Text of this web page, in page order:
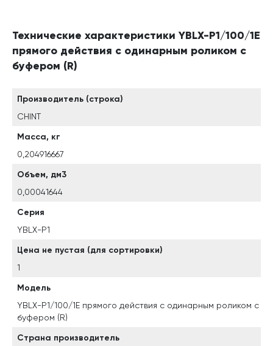
Технические характеристики YBLX-P1/100/1E
прямого действия с одинарным роликом с
буфером (R)
Производитель (строка)
CHINT
Масса, кг
0,204916667
Объем, дм3
0,00041644
Серия
YBLX-P1
Цена не пустая (для сортировки)
1
Модель
YBLX-P1/100/1E прямого действия с одинарным роликом с
буфером (R)
Страна производитель